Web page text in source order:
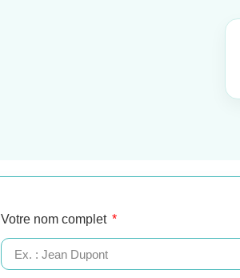
Votre nom complet